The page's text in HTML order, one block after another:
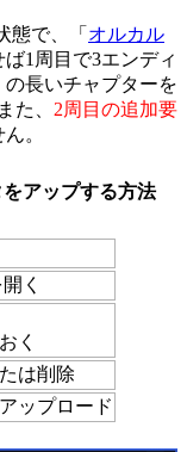
態で、「 オルカル
1周目で3エンディ
の長いチャプターを
た、 2周目の追加要
。
アップする方法
く
く
は削除
ップロード